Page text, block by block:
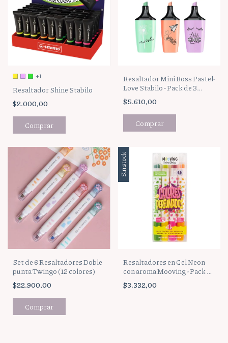
+1
Resaltador Shine Stabilo
$2.000,00
Comprar
Resaltador Mini Boss Pastel-
Love Stabilo - Pack de 3
unidades
$5.610,00
Set de 6 Resaltadores Doble
punta Twingo (12 colores)
$22.900,00
Sin stock
Resaltadores en Gel Neon
con aroma Mooving - Pack de
4 colores
$3.332,00